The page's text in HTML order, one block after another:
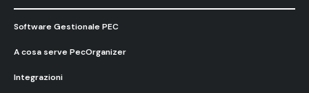
Software Gestionale PEC
A cosa serve PecOrganizer
Integrazioni